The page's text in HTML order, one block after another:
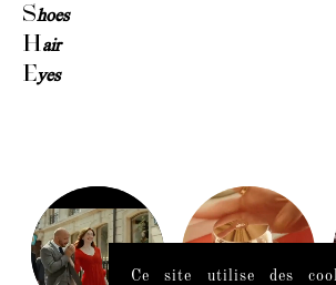
Shoes
Hair
Eyes
Ce site utilise des